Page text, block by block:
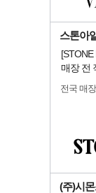
스톤아
매장 전
전국 매장
(주)시